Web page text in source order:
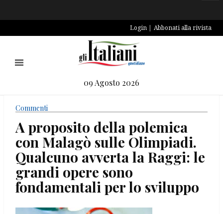
Login Abbonati alla rivista
09 Agosto 2026
Commenti
A proposito della polemica
con Malagò sulle Olimpiadi.
Qualcuno avverta la Raggi: le
grandi opere sono
fondamentali per lo sviluppo